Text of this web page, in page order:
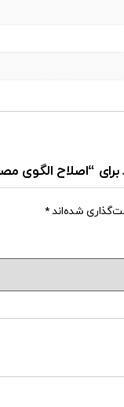
“اصلاح الگوی
شده‌اند*